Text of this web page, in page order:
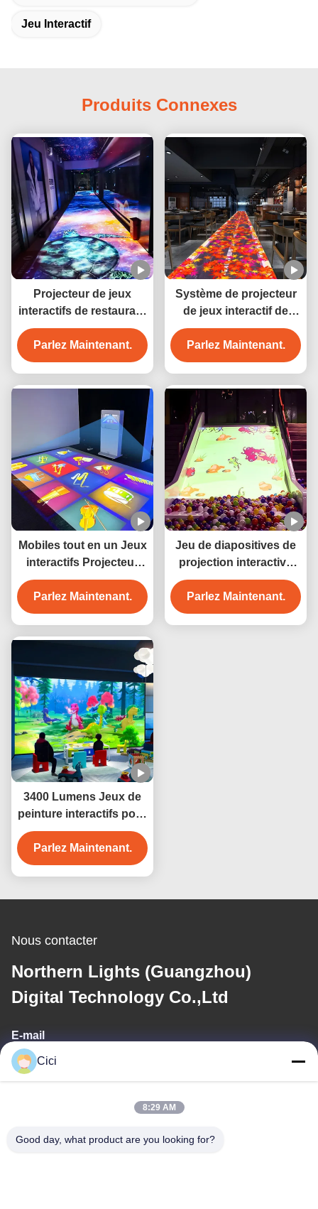
Jeu Interactif
Produits Connexes
Projecteur de jeux
interactifs de restaurant
Projection
holographique au sol
Parlez Maintenant.
Système de projecteur
de jeux interactif de
3200lm
Parlez Maintenant.
Mobiles tout en un Jeux
interactifs Projecteur
Machine Tourisme
culturel
Parlez Maintenant.
Jeu de diapositives de
projection interactive
Centre commercial
Projecteur interactif
Parlez Maintenant.
3400 Lumens Jeux de
peinture interactifs pour
enfants Système de
projection murale
interactif
Parlez Maintenant.
Nous contacter
Northern Lights (Guangzhou)
Digital Technology Co.,Ltd
E-mail
sales03@bjgprojection.com
Adresse
Cici
8:29 AM
Good day, what product are you looking for?